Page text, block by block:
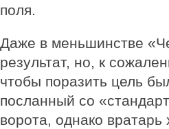
поля.
Даже в меньшинстве
результат, но, к
чтобы поразить цель
посланный со
ворота, однако